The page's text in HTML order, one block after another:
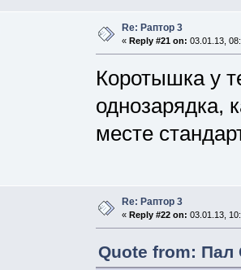
Re: Раптор 3
« Reply #21 on: 03.01.13,
Коротышка у
однозарядка,
месте
Re: Раптор 3
« Reply #22 on: 03.01.13,
Quote from: Пал